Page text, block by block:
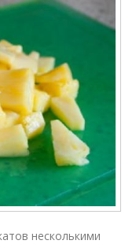
несколькими